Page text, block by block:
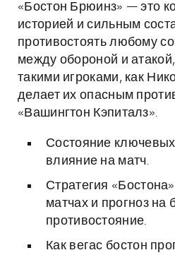
«Бостон Брюинз» — это
историей и сильным
противостоять любому
между обороной и
такими игроками, как
делает их опасным
«Вашингтон Кэпиталз».
Состояние ключевых
влияние на матч.
Стратегия
матчах и прогноз на
противостояние.
Как вегас бостон